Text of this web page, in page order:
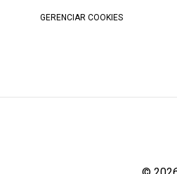
GERENCIAR COOKIES